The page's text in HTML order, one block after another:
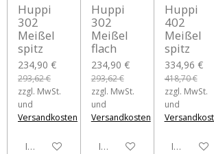
Huppi
302
Meißel
spitz
234,90 €
293,62 €
zzgl. MwSt.
und
Versandkosten
In den Warenkorb
Huppi
302
Meißel
flach
234,90 €
293,62 €
zzgl. MwSt.
und
Versandkosten
In den Warenkorb
Huppi
402
Meißel
spitz
334,96 €
418,70 €
zzgl. MwSt.
und
In den